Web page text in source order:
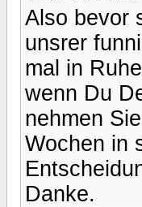
Also bevor
unsrer
mal in
wenn Du
nehmen
Wochen in
Danke.